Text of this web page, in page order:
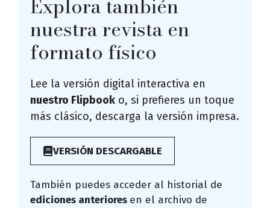
Explora también
nuestra revista en
formato físico
Lee la versión digital interactiva en
nuestro Flipbook o, si prefieres un toque
más clásico, descarga la versión impresa.
VERSIÓN DESCARGABLE
También puedes acceder al historial de
ediciones anteriores en el archivo de